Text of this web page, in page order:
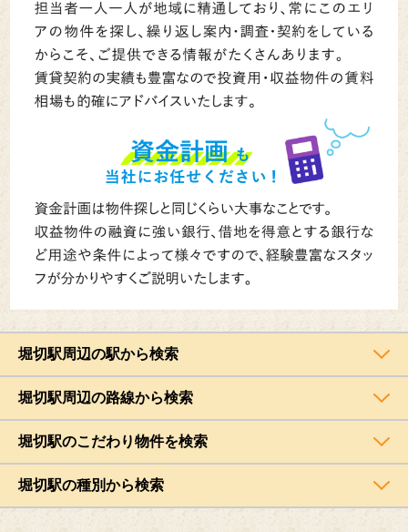
堀切駅周辺の駅から検索
堀切駅周辺の路線から検索
堀切駅のこだわり物件を検索
堀切駅の種別から検索